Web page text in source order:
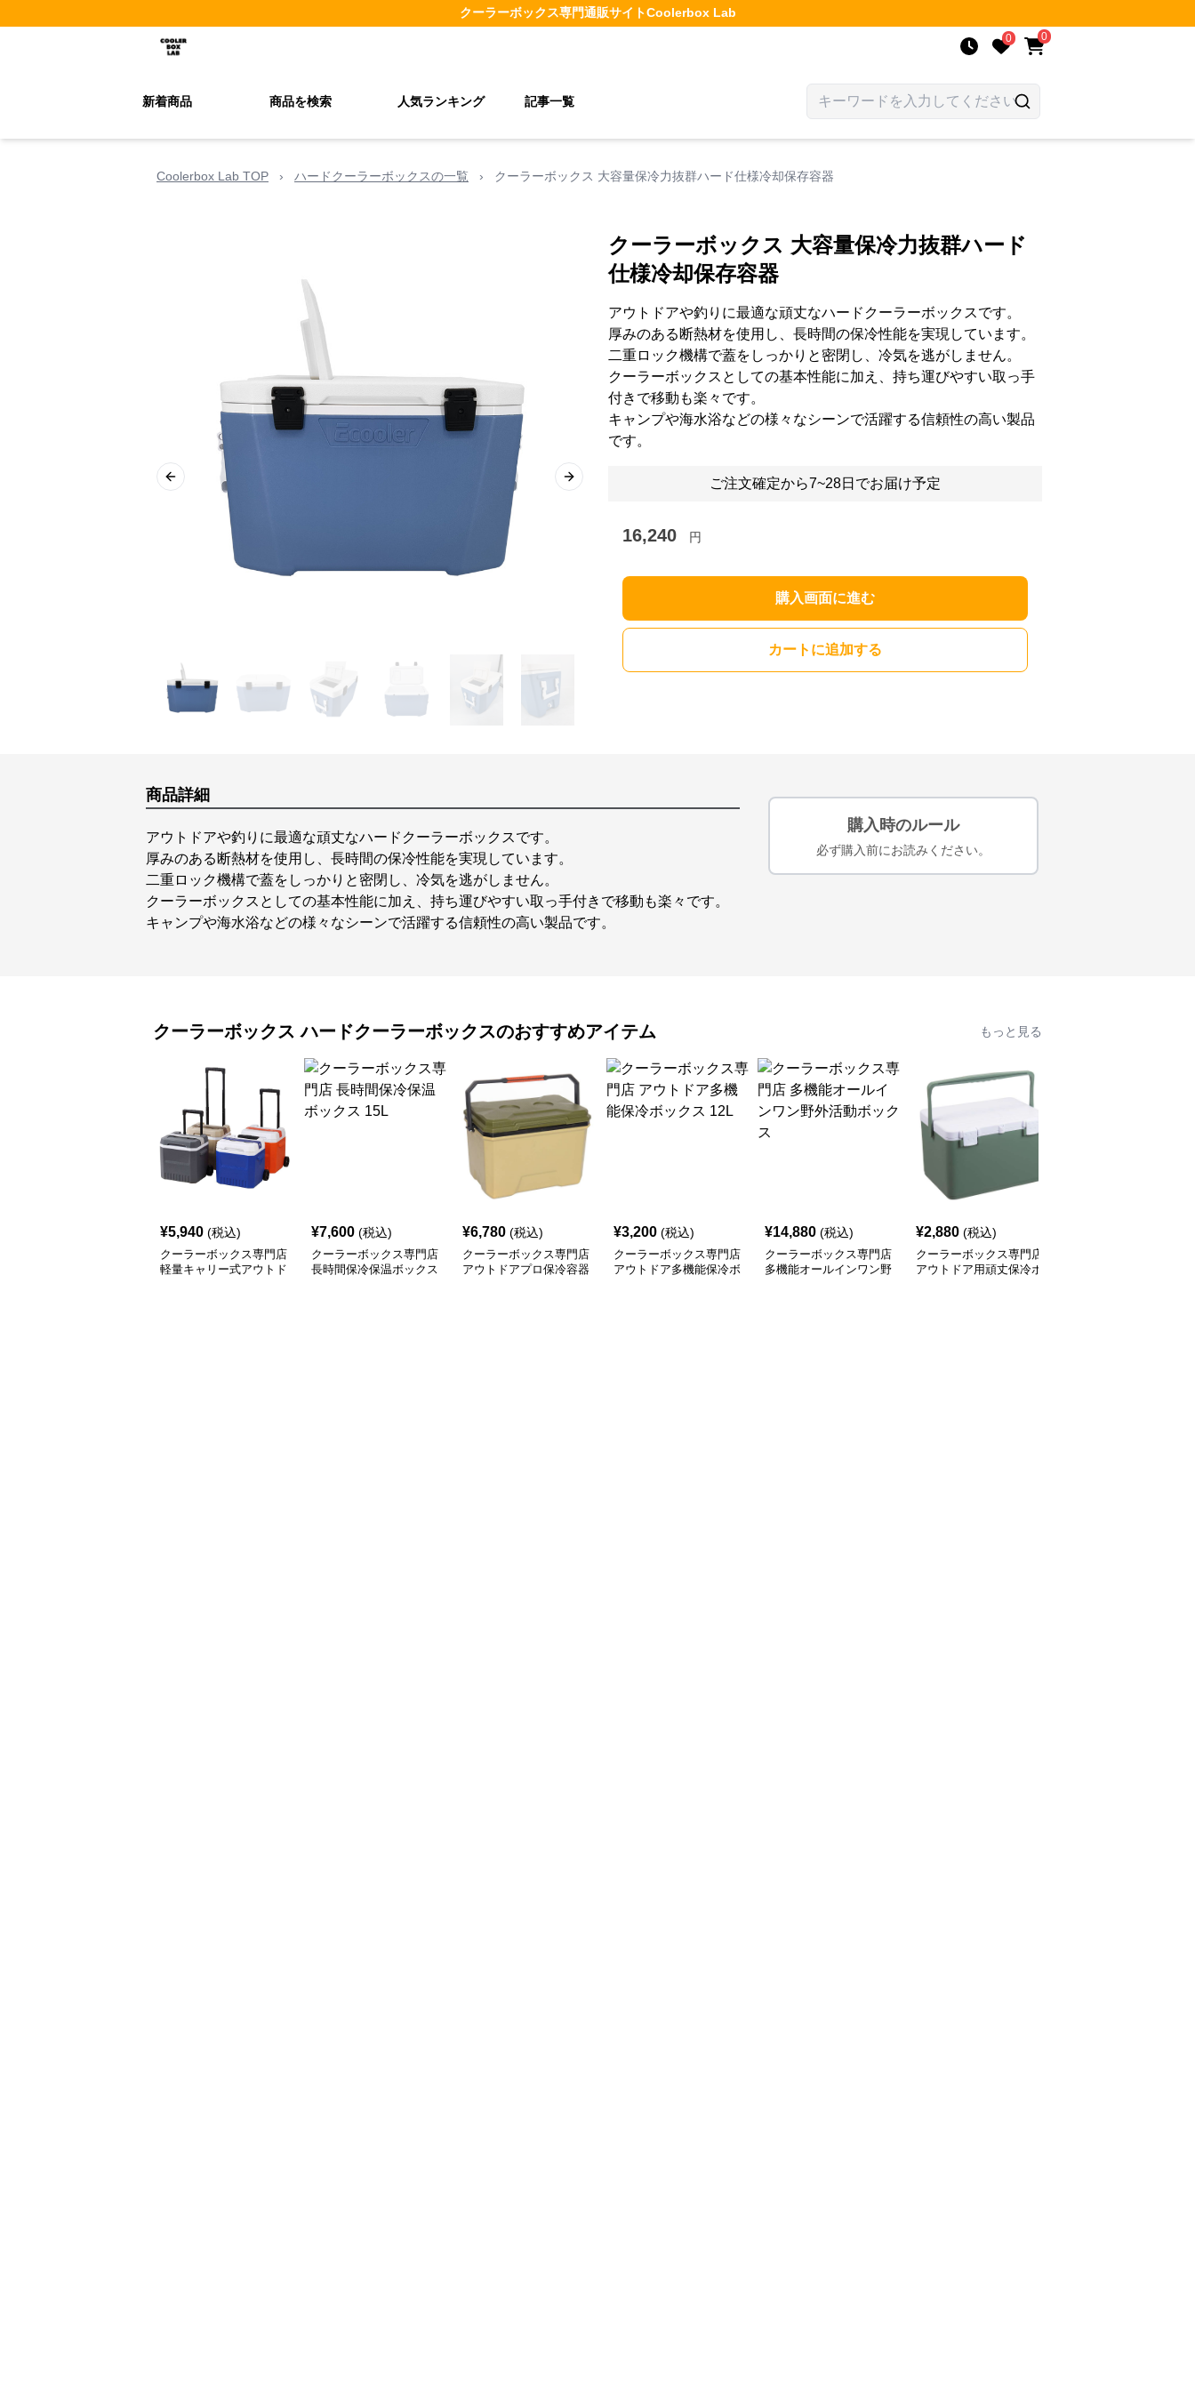
クーラーボックス専門通販サイトCoolerbox Lab
0 0
新着商品 商品を検索 人気ランキング 記事一覧
Coolerbox Lab TOP › ハードクーラーボックスの一覧 › クーラーボックス 大容量保冷力抜群ハード仕様冷却保存容器
Previous slide Next slide
クーラーボックス 大容量保冷力抜群ハード
仕様冷却保存容器
アウトドアや釣りに最適な頑丈なハードクーラーボックスです。
厚みのある断熱材を使用し、長時間の保冷性能を実現しています。
二重ロック機構で蓋をしっかりと密閉し、冷気を逃がしません。
クーラーボックスとしての基本性能に加え、持ち運びやすい取っ手
付きで移動も楽々です。
キャンプや海水浴などの様々なシーンで活躍する信頼性の高い製品
です。
ご注文確定から7~28日でお届け予定
16,240 円
購入画面に進む
カートに追加する
商品詳細
アウトドアや釣りに最適な頑丈なハードクーラーボックスです。
厚みのある断熱材を使用し、長時間の保冷性能を実現しています。
二重ロック機構で蓋をしっかりと密閉し、冷気を逃がしません。
クーラーボックスとしての基本性能に加え、持ち運びやすい取っ手付きで移動も楽々です。
キャンプや海水浴などの様々なシーンで活躍する信頼性の高い製品です。
購入時のルール
必ず購入前にお読みください。
クーラーボックス ハードクーラーボックスのおすすめアイテム もっと見る
¥5,940 (税込)
クーラーボックス専門店
軽量キャリー式アウトド
¥7,600 (税込)
クーラーボックス専門店
長時間保冷保温ボックス
¥6,780 (税込)
クーラーボックス専門店
アウトドアプロ保冷容器
¥3,200 (税込)
クーラーボックス専門店
アウトドア多機能保冷ボ
¥14,880 (税込)
クーラーボックス専門店
多機能オールインワン野
¥2,880 (税込)
クーラーボックス専門店
アウトドア用頑丈保冷ボ